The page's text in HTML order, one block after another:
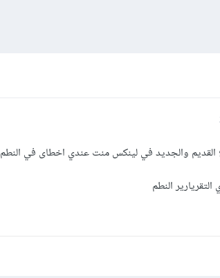
القديم والجديد في لينكس منت عندي اخطاى في النطم
النطم